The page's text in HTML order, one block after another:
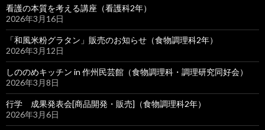
看護の本質を考える講座（看護科2年）
2026年3月16日
「和風米粉グラタン」販売のお知らせ（食物調理科2年）
2026年3月12日
しののめキッチン in 作州民芸館（食物調理科・調理研究同好会）
2026年3月8日
行学 成果発表会[商品開発・販売]（食物調理科2年）
2026年3月6日